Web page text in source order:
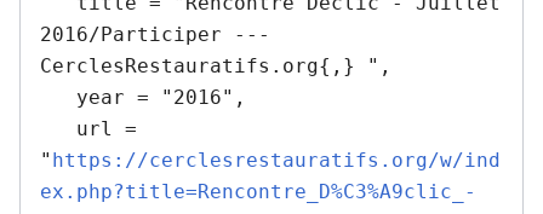
2016/Participer ---
CerclesRestauratifs.org{,} ",
" https://cerclesrestauratifs.org/w/ind
ex.php?title=Rencontre_D%C3%A9clic_-